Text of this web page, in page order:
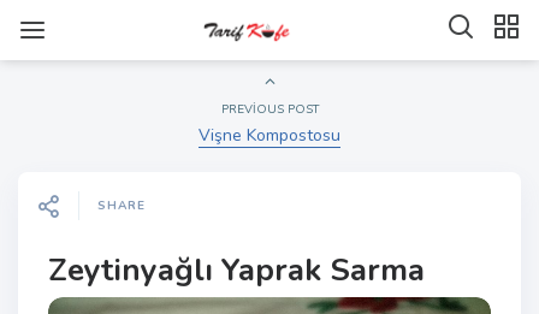
PREVIOUS POST
Vişne Kompostosu
SHARE
Zeytinyağlı Yaprak Sarma